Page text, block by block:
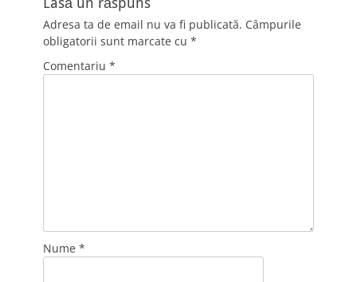
Adresa ta de email nu va fi publicată. Câmpurile
obligatorii sunt marcate cu *
Comentariu *
Nume *